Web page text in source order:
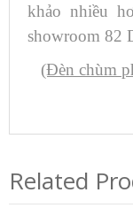
khảo nhiều
showroom 82
(Đèn chùm
Related